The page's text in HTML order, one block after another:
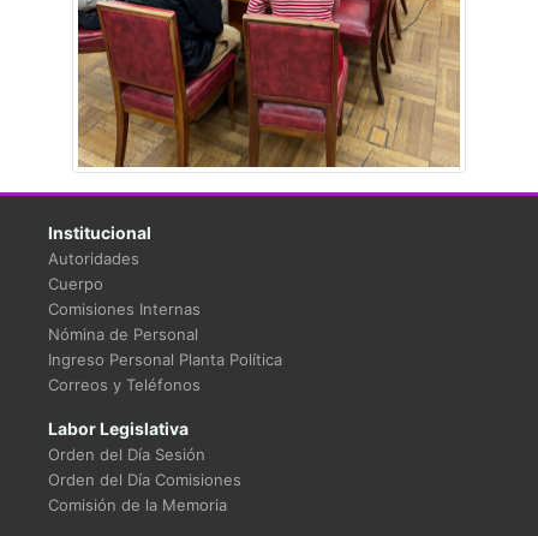
Institucional
Autoridades
Cuerpo
Comisiones Internas
Nómina de Personal
Ingreso Personal Planta Política
Correos y Teléfonos
Labor Legislativa
Orden del Día Sesión
Orden del Día Comisiones
Comisión de la Memoria